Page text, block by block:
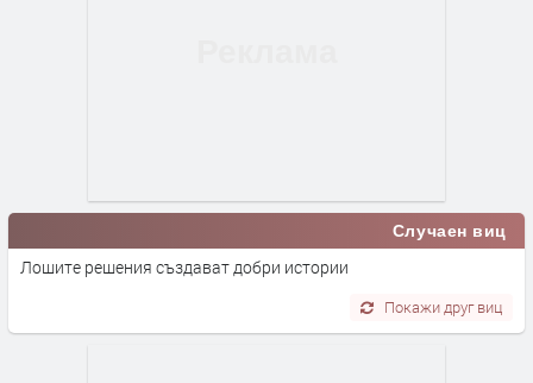
Случаен виц
Лошите решения създават добри истории
Покажи друг виц